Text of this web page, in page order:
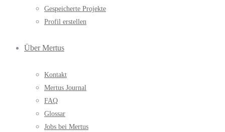
Gespeicherte Projekte
Profil erstellen
Über Mertus
Kontakt
Mertus Journal
FAQ
Glossar
Jobs bei Mertus